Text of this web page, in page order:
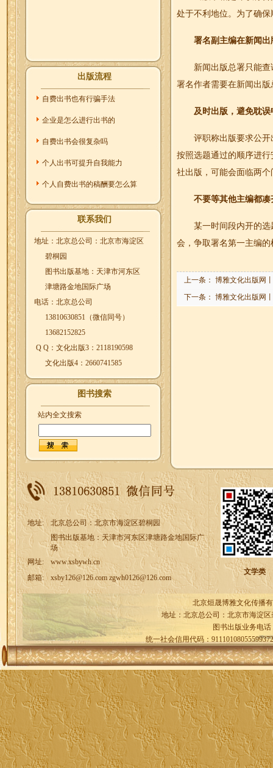
出版流程
自费出书也有行骗手法
企业是怎么进行出书的
自费出书会很复杂吗
个人出书可提升自我能力
个人自费出书的稿酬要怎么算
联系我们
地址：北京总公司：北京市海淀区
碧桐园
图书出版基地：天津市河东区
津塘路金地国际广场
电话：北京总公司
13810630851（微信同号）
13682152825
Q Q：文化出版3：2118190598
文化出版4：2660741585
图书搜索
站内全文搜索
处于不利地位。为了确
署名副主编在新闻
新闻出版总署只能
署名作者需要在新闻出
及时出版，避免耽
评职称出版要求公
按照选题通过的顺序进
社出版，可能会面临两
不要等其他主编都
某一时间段内开的
会，争取署名第一主编的
上一条： 博雅文化出版网
下一条： 博雅文化出版网
地址:
北京总公司：北京市海淀区碧桐园
图书出版基地：天津市河东区津塘路金地国际广
场
网址:
www.xsbywh.cn
邮箱:
xsby126@126.com zgwh0126@126.com
文学类
北京烜晟博雅文化传播
地址：北京总公司：北京市海淀
图书出版业务电话
统一社会信用代码：